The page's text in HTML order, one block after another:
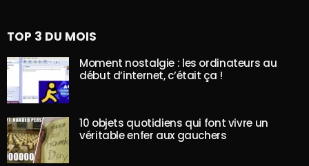
TOP 3 DU MOIS
Moment nostalgie : les ordinateurs au
début d’internet, c’était ça !
10 objets quotidiens qui font vivre un
véritable enfer aux gauchers